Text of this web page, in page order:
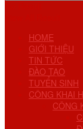
HOME
GIỚI THIỆU
TIN TỨC
ĐÀO TẠO
TUYỂN SINH
CÔNG KHAI
CÔNG